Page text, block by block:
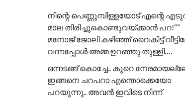
നിന്റെ പെണ്ണുമ്പിള്ളയോട് എന്റെ
മാല തിരിച്ചുകൊണ്ടുവയ്ക്കാൻ പറ!”” ​
മനോജ് ജോലി കഴിഞ്ഞ് വൈകിട്ട്
വന്നപ്പോൾ അമ്മ ഉറഞ്ഞു തുള്ളി….
ഒന്നടങ്ങ് കൊച്ചേ.. കുറെ
ഇങ്ങനെ ചറപറാ എന്തൊക്കെയോ
പറയുന്നു.. അവൻ ഇവിടെ നിന്ന്